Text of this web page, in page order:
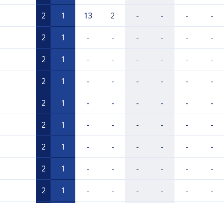
2 1 13 2 - - - -
2 1 - - - - - -
2 1 - - - - - -
2 1 - - - - - -
2 1 - - - - - -
2 1 - - - - - -
2 1 - - - - - -
2 1 - - - - - -
2 1 - - - - - -